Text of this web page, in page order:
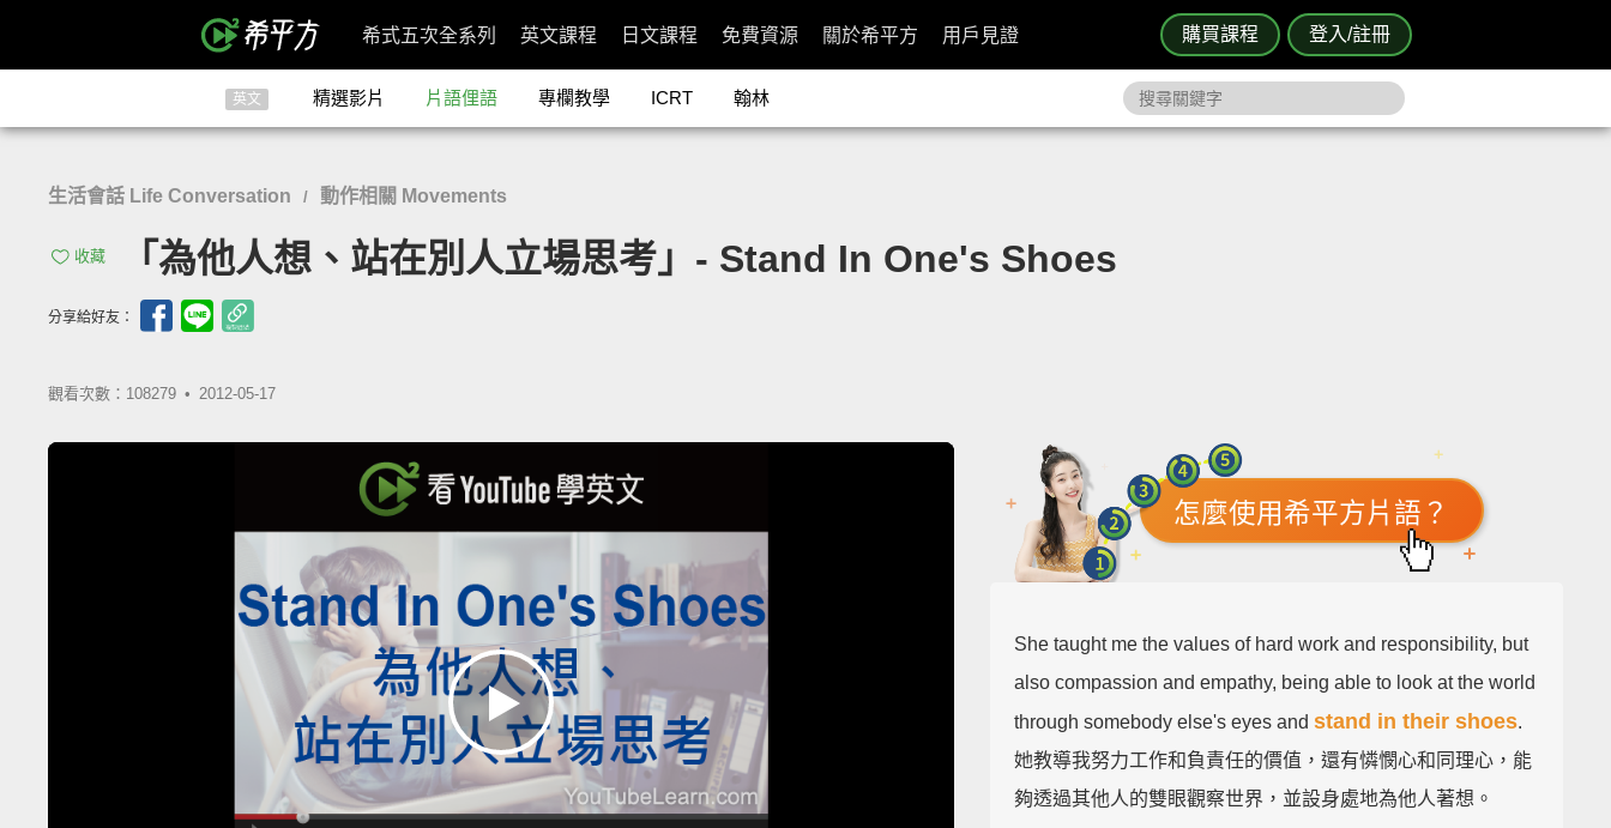
購買課程 登入/註冊
希式五次全系列 英文課程 日文課程 免費資源 關於希平方 用戶見證
英文 精選影片 片語俚語 專欄教學 ICRT 翰林
生活會話 Life Conversation / 動作相關 Movements
收藏 「為他人想、站在別人立場思考」- Stand In One's Shoes
分享給好友：
觀看次數：108279 • 2012-05-17
怎麼使用希平方片語？
She taught me the values of hard work and responsibility, but
also compassion and empathy, being able to look at the world
through somebody else's eyes andstand in their shoes.
她教導我努力工作和負責任的價值，還有憐憫心和同理心，能
夠透過其他人的雙眼觀察世界，並設身處地為他人著想。